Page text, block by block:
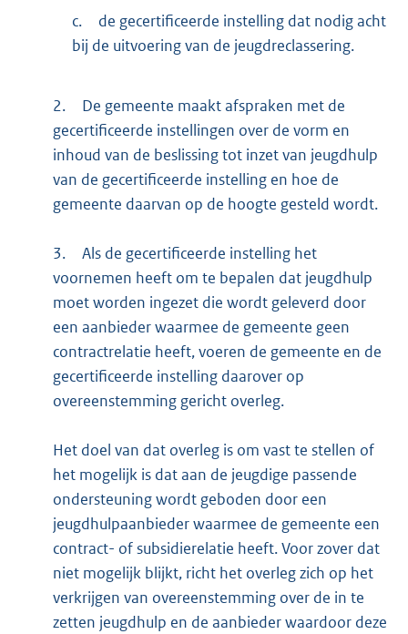
c.
de gecertificeerde instelling dat nodig acht
bij de uitvoering van de jeugdreclassering.
2.
De gemeente maakt afspraken met de
gecertificeerde instellingen over de vorm en
inhoud van de beslissing tot inzet van jeugdhulp
van de gecertificeerde instelling en hoe de
gemeente daarvan op de hoogte gesteld wordt.
3.
Als de gecertificeerde instelling het
voornemen heeft om te bepalen dat jeugdhulp
moet worden ingezet die wordt geleverd door
een aanbieder waarmee de gemeente geen
contractrelatie heeft, voeren de gemeente en de
gecertificeerde instelling daarover op
overeenstemming gericht overleg.
Het doel van dat overleg is om vast te stellen of
het mogelijk is dat aan de jeugdige passende
ondersteuning wordt geboden door een
jeugdhulpaanbieder waarmee de gemeente een
contract- of subsidierelatie heeft. Voor zover dat
niet mogelijk blijkt, richt het overleg zich op het
verkrijgen van overeenstemming over de in te
zetten jeugdhulp en de aanbieder waardoor deze